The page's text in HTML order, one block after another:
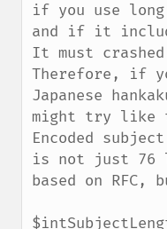
if you use
and if it
It must
Therefore, if
Japanese
might try like
Encoded
is not just
based on RFC,